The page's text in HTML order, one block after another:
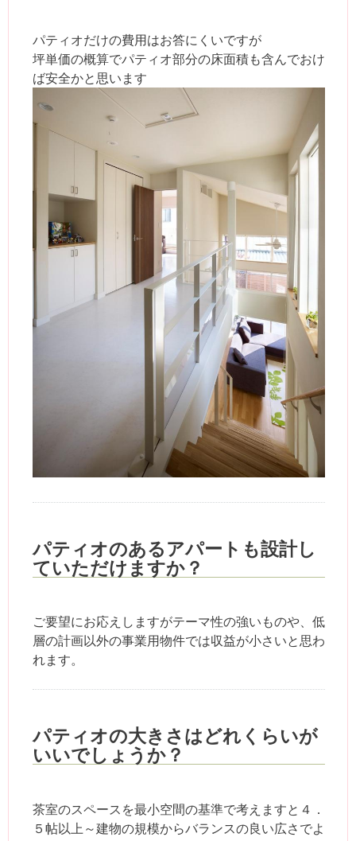
パティオだけの費用はお答にくいですが
坪単価の概算でパティオ部分の床面積も含んでおけ
ば安全かと思います
パティオのあるアパートも設計し
ていただけますか？
ご要望にお応えしますがテーマ性の強いものや、低
層の計画以外の事業用物件では収益が小さいと思わ
れます。
パティオの大きさはどれくらいが
いいでしょうか？
茶室のスペースを最小空間の基準で考えますと４．
５帖以上～建物の規模からバランスの良い広さでよ